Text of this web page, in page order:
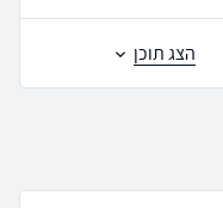
הצג תוכן